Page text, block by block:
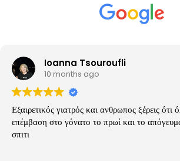
Ioanna Tsouroufli
10 months ago
Εξαιρετικός γιατρός και ανθρωπος ξέρεις
επέμβαση στο γόνατο το πρωί και το
σπιτι